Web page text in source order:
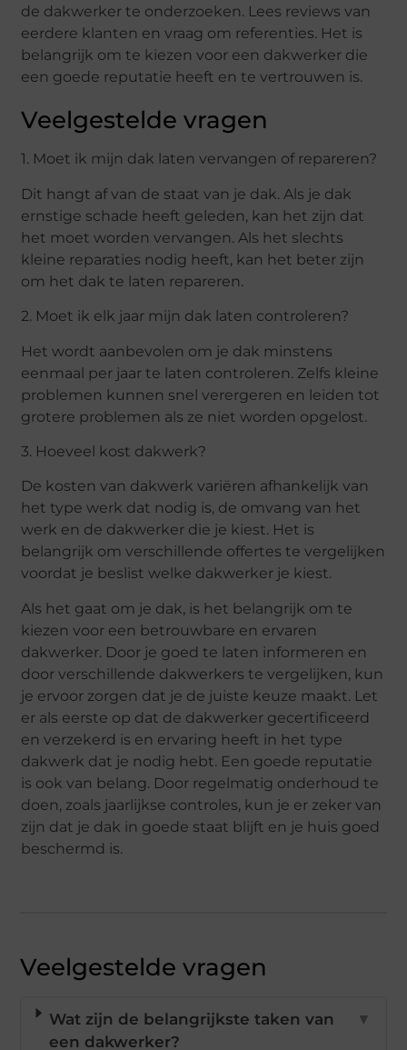
de dakwerker te onderzoeken. Lees reviews van
eerdere klanten en vraag om referenties. Het is
belangrijk om te kiezen voor een dakwerker die
een goede reputatie heeft en te vertrouwen is.
Veelgestelde vragen
1. Moet ik mijn dak laten vervangen of repareren?
Dit hangt af van de staat van je dak. Als je dak
ernstige schade heeft geleden, kan het zijn dat
het moet worden vervangen. Als het slechts
kleine reparaties nodig heeft, kan het beter zijn
om het dak te laten repareren.
2. Moet ik elk jaar mijn dak laten controleren?
Het wordt aanbevolen om je dak minstens
eenmaal per jaar te laten controleren. Zelfs kleine
problemen kunnen snel verergeren en leiden tot
grotere problemen als ze niet worden opgelost.
3. Hoeveel kost dakwerk?
De kosten van dakwerk variëren afhankelijk van
het type werk dat nodig is, de omvang van het
werk en de dakwerker die je kiest. Het is
belangrijk om verschillende offertes te vergelijken
voordat je beslist welke dakwerker je kiest.
Als het gaat om je dak, is het belangrijk om te
kiezen voor een betrouwbare en ervaren
dakwerker. Door je goed te laten informeren en
door verschillende dakwerkers te vergelijken, kun
je ervoor zorgen dat je de juiste keuze maakt. Let
er als eerste op dat de dakwerker gecertificeerd
en verzekerd is en ervaring heeft in het type
dakwerk dat je nodig hebt. Een goede reputatie
is ook van belang. Door regelmatig onderhoud te
doen, zoals jaarlijkse controles, kun je er zeker van
zijn dat je dak in goede staat blijft en je huis goed
beschermd is.
Veelgestelde vragen
Wat zijn de belangrijkste taken van
een dakwerker?
▼